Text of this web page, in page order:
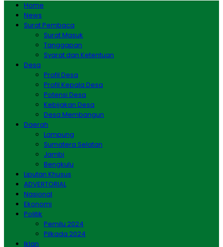
Home
News
Surat Pembaca
Surat Masuk
Tanggapan
Syarat dan Ketentuan
Desa
Profil Desa
Profil Kepala Desa
Potensi Desa
Kebijakan Desa
Desa Membangun
Daerah
Lampung
Sumatera Selatan
Jambi
Bengkulu
Liputan Khusus
ADVERTORIAL
Nasional
Ekonomi
Politik
Pemilu 2024
Pilkada 2024
Iklan